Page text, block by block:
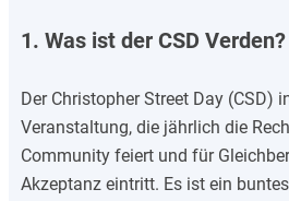
1. Was ist der CSD Verden?
Der Christopher Street Day (CSD)
Veranstaltung, die jährlich die
Community feiert und für
Akzeptanz eintritt. Es ist ein